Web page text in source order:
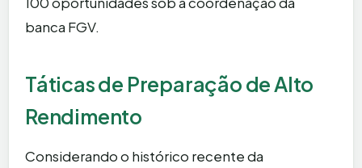
banca FGV.
Táticas de Preparação de Alto
Rendimento
Considerando o histórico recente da